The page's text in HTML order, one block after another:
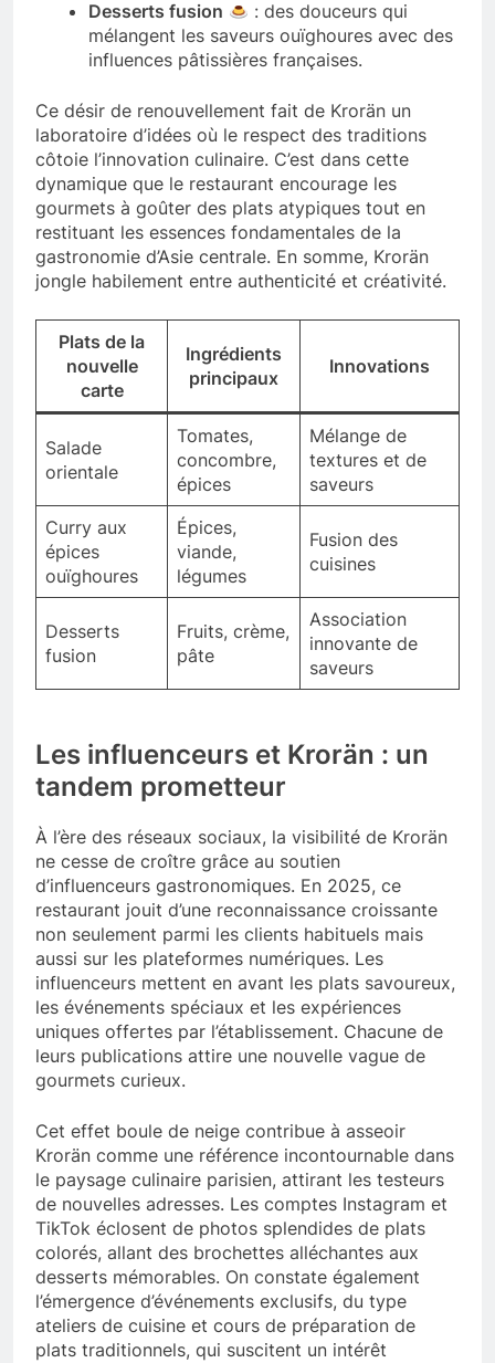
Desserts fusion
: des douceurs qui
mélangent les saveurs ouïghoures avec des
influences pâtissières françaises.
Ce désir de renouvellement fait de Krorän un
laboratoire d’idées où le respect des traditions
côtoie l’innovation culinaire. C’est dans cette
dynamique que le restaurant encourage les
gourmets à goûter des plats atypiques tout en
restituant les essences fondamentales de la
gastronomie d’Asie centrale. En somme, Krorän
jongle habilement entre authenticité et créativité.
Plats de la
nouvelle
carte
Ingrédients
principaux
Innovations
Salade
orientale
Tomates,
concombre,
épices
Mélange de
textures et de
saveurs
Curry aux
épices
ouïghoures
Épices,
viande,
légumes
Fusion des
cuisines
Desserts
fusion
Fruits, crème,
pâte
Association
innovante de
saveurs
Les influenceurs et Krorän : un
tandem prometteur
À l’ère des réseaux sociaux, la visibilité de Krorän
ne cesse de croître grâce au soutien
d’influenceurs gastronomiques. En 2025, ce
restaurant jouit d’une reconnaissance croissante
non seulement parmi les clients habituels mais
aussi sur les plateformes numériques. Les
influenceurs mettent en avant les plats savoureux,
les événements spéciaux et les expériences
uniques offertes par l’établissement. Chacune de
leurs publications attire une nouvelle vague de
gourmets curieux.
Cet effet boule de neige contribue à asseoir
Krorän comme une référence incontournable dans
le paysage culinaire parisien, attirant les testeurs
de nouvelles adresses. Les comptes Instagram et
TikTok éclosent de photos splendides de plats
colorés, allant des brochettes alléchantes aux
desserts mémorables. On constate également
l’émergence d’événements exclusifs, du type
ateliers de cuisine et cours de préparation de
plats traditionnels, qui suscitent un intérêt